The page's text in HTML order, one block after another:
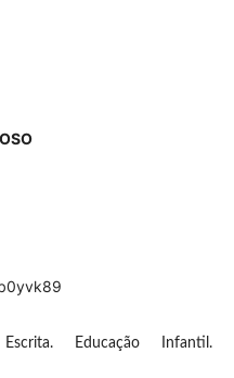
Educação Infantil.